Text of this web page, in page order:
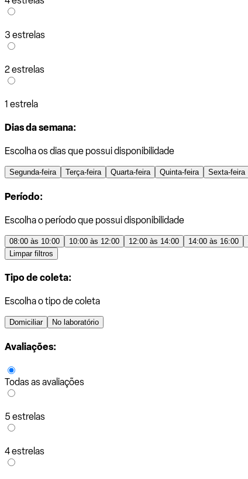
3 estrelas
2 estrelas
1 estrela
Dias da semana:
Escolha os dias que possui disponibilidade
Segunda-feira Terça-feira Quarta-feira Quinta-feira Sexta-feira
Período:
Escolha o período que possui disponibilidade
08:00 às 10:00 10:00 às 12:00 12:00 às 14:00 14:00 às 16:00
Limpar filtros
Tipo de coleta:
Escolha o tipo de coleta
Domiciliar No laboratório
Avaliações:
Todas as avaliações
5 estrelas
4 estrelas